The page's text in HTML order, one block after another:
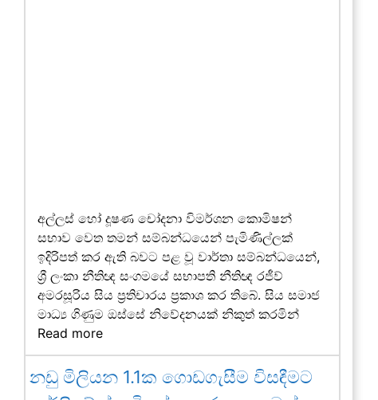
අල්ලස් හෝ දූෂණ චෝදනා විමර්ශන කොමිෂන්
සභාව වෙත තමන් සම්බන්ධයෙන් පැමිණිල්ලක්
ඉදිරිපත් කර ඇති බවට පළ වූ වාර්තා සම්බන්ධයෙන්,
ශ්‍රී ලංකා නීතිඥ සංගමයේ සභාපති නීතිඥ රජීව්
අමරසූරිය සිය ප්‍රතිචාරය ප්‍රකාශ කර තිබේ. සිය සමාජ
මාධ්‍ය ගිණුම ඔස්සේ නිවේදනයක් නිකුත් කරමින්
Read more
නඩු මිලියන 1.1ක ගොඩගැසීම විසඳීමට